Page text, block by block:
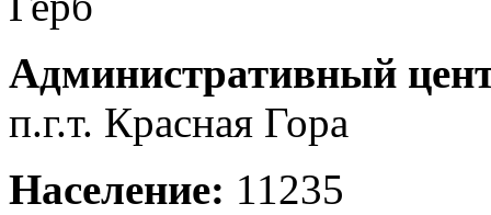
Административный
п.г.т. Красная Гора
Население: 11235